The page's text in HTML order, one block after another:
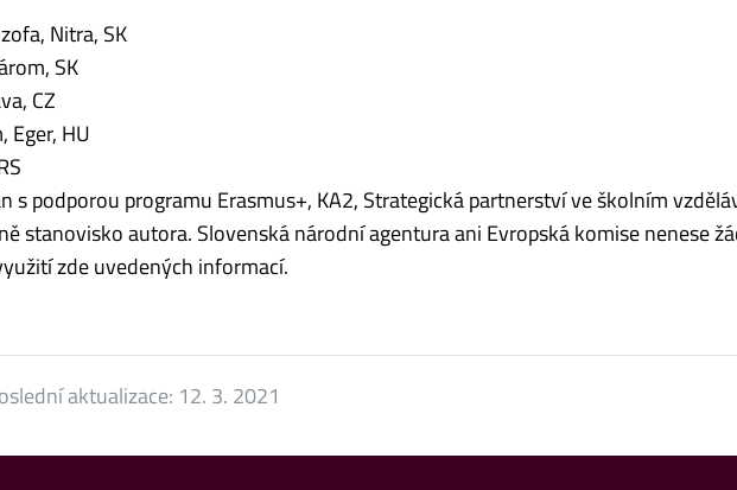
Nitra, SK
SK
CZ
Eger, HU
s podporou programu Erasmus+, KA2, Strategická partnerství ve školním
stanovisko autora. Slovenská národní agentura ani Evropská komise nenese
zde uvedených informací.
aktualizace: 12. 3. 2021